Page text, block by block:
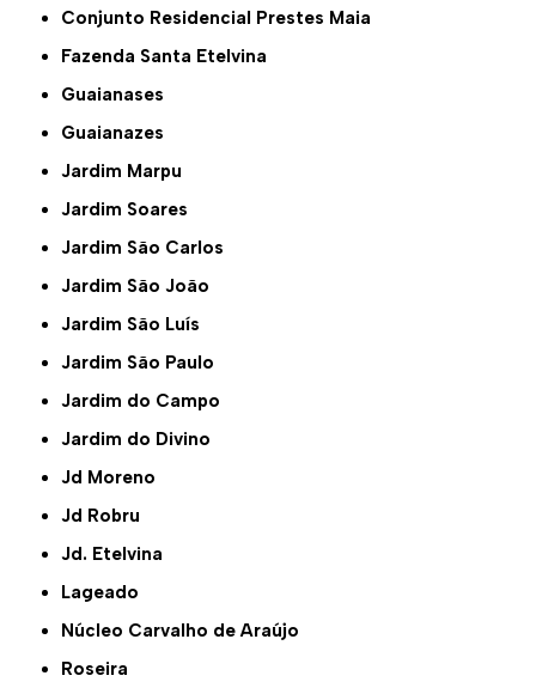
Conjunto Residencial Prestes Maia
Fazenda Santa Etelvina
Guaianases
Guaianazes
Jardim Marpu
Jardim Soares
Jardim São Carlos
Jardim São João
Jardim São Luís
Jardim São Paulo
Jardim do Campo
Jardim do Divino
Jd Moreno
Jd Robru
Jd. Etelvina
Lageado
Núcleo Carvalho de Araújo
Roseira